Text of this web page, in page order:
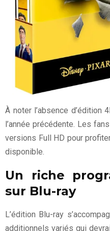
À noter l’absence d’édition
l’année précédente. Les
versions Full HD pour
disponible.
Un riche
sur Blu-ray
L’édition Blu-ray
additionnels variés qui